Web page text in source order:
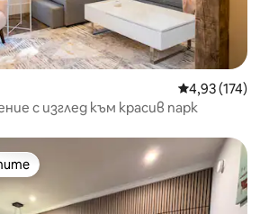
Средна
4,93 (174)
с изглед към красив парк
на гостите